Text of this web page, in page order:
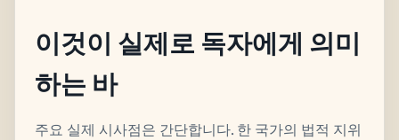
이것이 실제로 독자에게 의미
하는 바
주요 실제 시사점은 간단합니다. 한 국가의 법적 지위